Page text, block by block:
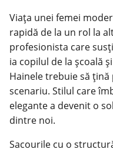
Viața unei femei
rapidă de la un rol la
profesionista care
ia copilul de la școală
Haineletrebuie să țină
scenariu. Stilul care
elegante a devenit o
dintre noi.
Sacourile cu o